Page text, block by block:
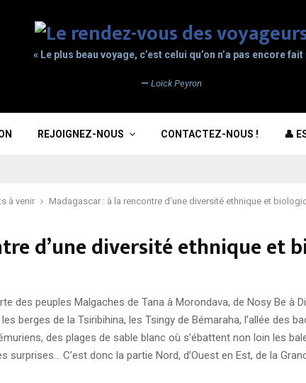
« Le plus beau voyage, c’est celui qu’on n’a pas encore fait
— Loïck Peyron
REJOIGNEZ-NOUS CONTACTEZ-NOUS ! 👤
à venir Madagascar : à la rencontre d’une diversité ethnique et
d’une diversité ethnique et
des peuples Malgaches de Tana à Morondava, de Nosy Be à
berges de la Tsiribihina, les Tsingy de Bémaraha, l’allée des
des plages de sable blanc où s’ébattent non loin les
surprises… C’est donc la partie Nord, d’Ouest en Est, de la